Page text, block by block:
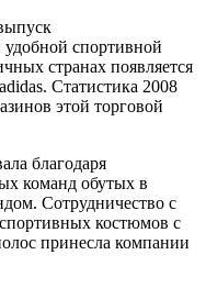
удобной спортивной
странах появляется
adidas. Статистика 2008
этой торговой
благодаря
команд обутых в
Сотрудничество с
костюмов с
принесла компании